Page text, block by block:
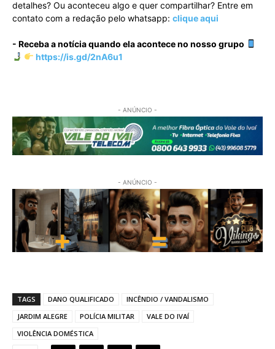
detalhes? Ou aconteceu algo e quer compartilhar? Entre em
contato com a redação pelo whatsapp: clique aqui
- Receba a notícia quando ela acontece no nosso grupo
https://is.gd/2nA6u1
- ANÚNCIO -
- ANÚNCIO -
TAGS DANO QUALIFICADO
INCÊNDIO / VANDALISMO
JARDIM ALEGRE
POLÍCIA MILITAR
VALE DO IVAÍ
VIOLÊNCIA DOMÉSTICA